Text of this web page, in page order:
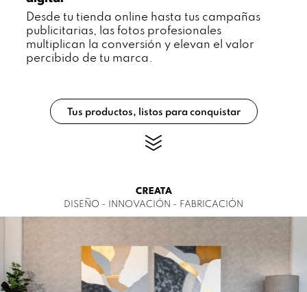
Desde tu tienda online hasta tus campañas
publicitarias, las fotos profesionales
multiplican la conversión y elevan el valor
percibido de tu marca.
Tus productos, listos para conquistar
CREATA
DISEÑO - INNOVACIÓN - FABRICACIÓN